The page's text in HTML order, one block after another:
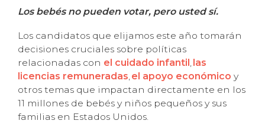
Los bebés no pueden votar, pero usted sí.
Los candidatos que elijamos este año tomarán
decisiones cruciales sobre políticas
relacionadas con el cuidado infantil las
licencias remuneradas el apoyo económico y
otros temas que impactan directamente en los
11 millones de bebés y niños pequeños y sus
familias en Estados Unidos.